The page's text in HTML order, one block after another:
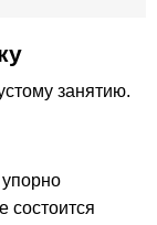
занятию.
состоится